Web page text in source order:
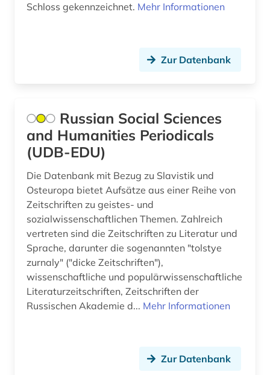
sprache (1)
sprachwissenschaften (3)
suchmaschine (2)
südkorea (1)
südostasien (1)
technik (13)
telekommunikation (1)
theaterwissenschaft (4)
theologie (2)
theorie (1)
umweltschutz (2)
virtuelle forschungsumgebung (1)
Schloss gekennzeichnet. Mehr Informationen
Zur Datenbank
Russian Social Sciences
and Humanities Periodicals
(UDB-EDU)
Die Datenbank mit Bezug zu Slavistik und
Osteuropa bietet Aufsätze aus einer Reihe von
Zeitschriften zu geistes- und
sozialwissenschaftlichen Themen. Zahlreich
vertreten sind die Zeitschriften zu Literatur und
Sprache, darunter die sogenannten "tolstye
zurnaly" ("dicke Zeitschriften"),
wissenschaftliche und populärwissenschaftliche
Literaturzeitschriften, Zeitschriften der
Russischen Akademie d... Mehr Informationen
Zur Datenbank